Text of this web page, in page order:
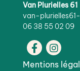
Van Plurielles 61
van-
06 38 55 02 09
Mentions